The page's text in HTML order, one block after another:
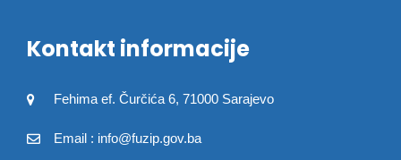
Kontakt informacije
Fehima ef. Čurčića 6, 71000 Sarajevo
Email : info@fuzip.gov.ba